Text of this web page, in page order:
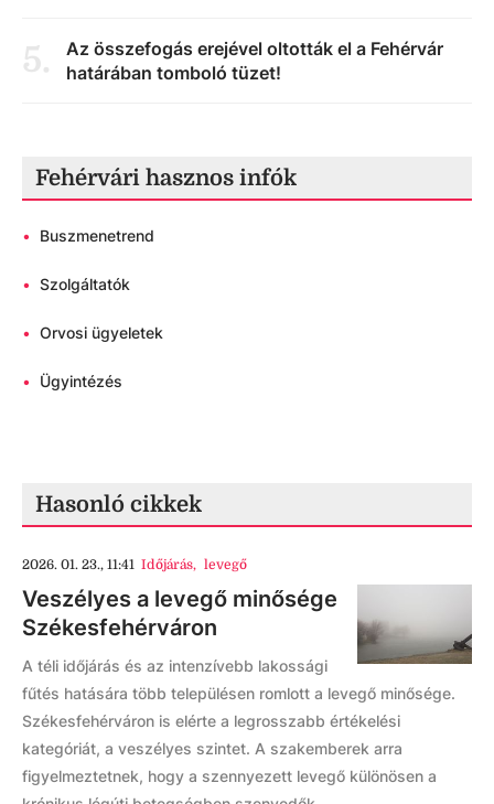
5.
Az összefogás erejével oltották el a Fehérvár
határában tomboló tüzet!
Fehérvári hasznos infók
• Buszmenetrend
• Szolgáltatók
• Orvosi ügyeletek
• Ügyintézés
Hasonló cikkek
2026. 01. 23., 11:41 Időjárás, levegő
Veszélyes a levegő minősége
Székesfehérváron
A téli időjárás és az intenzívebb lakossági
fűtés hatására több településen romlott a levegő minősége.
Székesfehérváron is elérte a legrosszabb értékelési
kategóriát, a veszélyes szintet. A szakemberek arra
figyelmeztetnek, hogy a szennyezett levegő különösen a